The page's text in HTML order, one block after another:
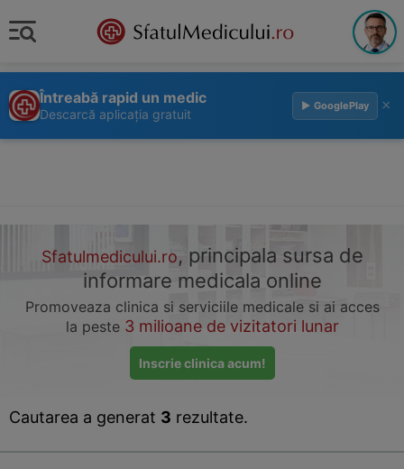
Întreabă rapid un medic
Descarcă aplicația gratuit
▶ GooglePlay ×
Sfatulmedicului.ro, principala sursa de
informare medicala online
Promoveaza clinica si serviciile medicale si ai acces
la peste 3 milioane de vizitatori lunar
Inscrie clinica acum!
Cautarea a generat 3 rezultate.